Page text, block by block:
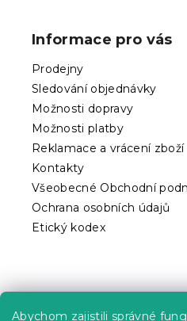
Abychom zajistili správné
Informace pro vás
Prodejny
Sledování objednávky
Možnosti dopravy
Možnosti platby
Reklamace a vrácení zboží
Kontakty
Všeobecné Obchodní
Ochrana osobních údajů
Etický kodex